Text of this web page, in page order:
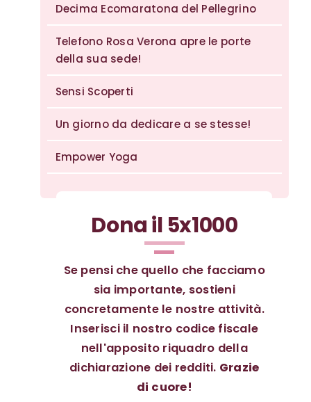
Decima Ecomaratona del Pellegrino
Telefono Rosa Verona apre le porte
della sua sede!
Sensi Scoperti
Un giorno da dedicare a se stesse!
Empower Yoga
Dona il 5x1000
Se pensi che quello che facciamo
sia importante, sostieni
concretamente le nostre attività.
Inserisci il nostro codice fiscale
nell'apposito riquadro della
dichiarazione dei redditi. Grazie
di cuore!